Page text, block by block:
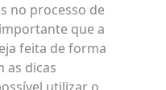
no processo de
que a
feita de forma
as dicas